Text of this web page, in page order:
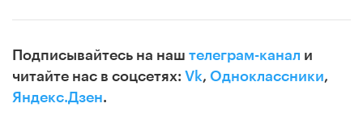
Подписывайтесь на наш телеграм-канал и
читайте нас в соцсетях: Vk, Одноклассники,
Яндекс.Дзен.